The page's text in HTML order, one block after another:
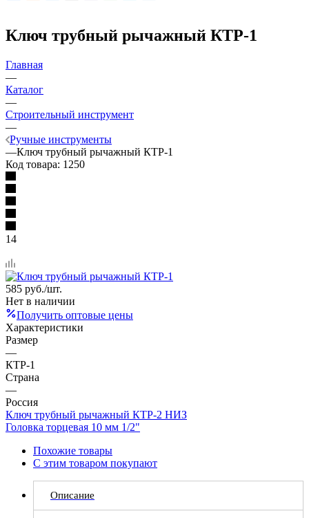
Ключ трубный рычажный КТР-1
Главная
—
Каталог
—
Строительный инструмент
—
Ручные инструменты
—Ключ трубный рычажный КТР-1
Код товара: 1250
14
585 руб./шт.
Нет в наличии
Получить оптовые цены
Характеристики
Размер
—
КТР-1
Страна
—
Россия
Ключ трубный рычажный КТР-2 НИЗ
Головка торцевая 10 мм 1/2"
Похожие товары
С этим товаром покупают
Описание